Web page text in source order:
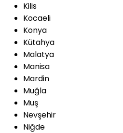
Kilis
Kocaeli
Konya
Kütahya
Malatya
Manisa
Mardin
Muğla
Muş
Nevşehir
Niğde